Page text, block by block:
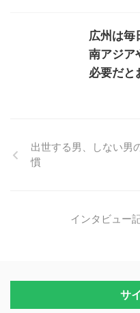
広州は毎
南アジア
必要だと
出世する男、しない男
慣
インタビュー
サ